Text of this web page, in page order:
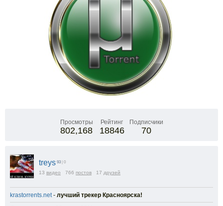
Просмотры
802,168
Рейтинг
18846
Подписчики
70
treys 93 | 0
13 видео 766 постов 17 друзей
krastorrents.net- лучший трекер Красноярска!